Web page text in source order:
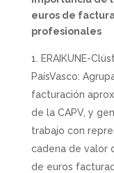
euros de
profesionales
ERAIKUNE-
PaísVasco:
facturación
de la CAPV, y
trabajo con
cadena de valor
de euros